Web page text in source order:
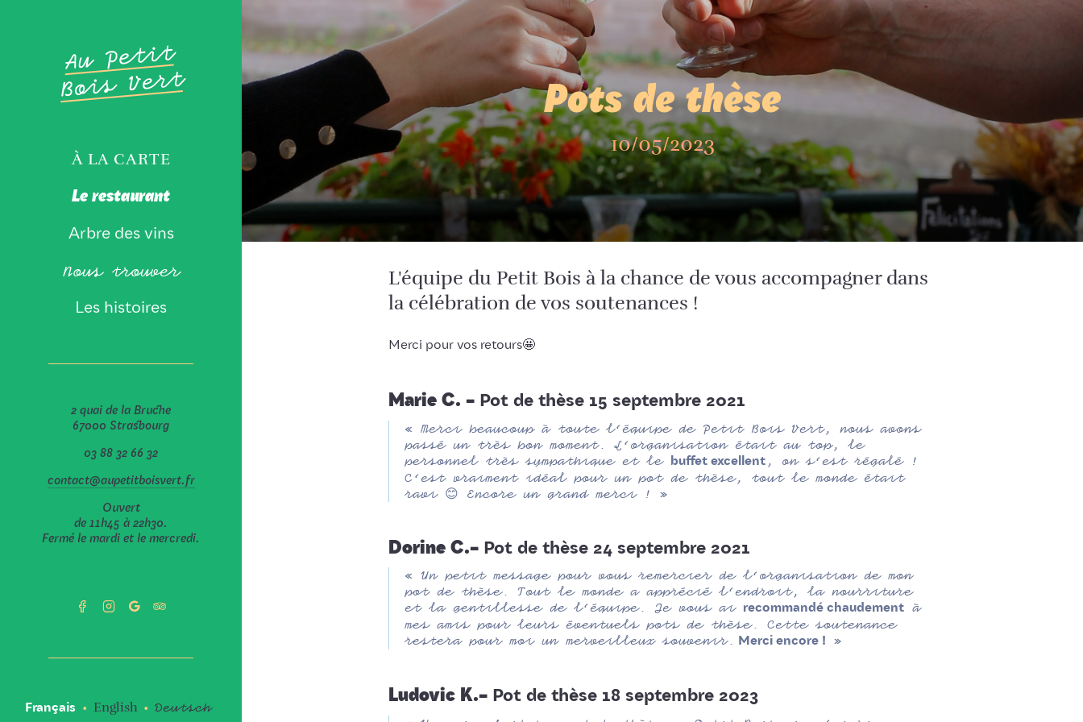
À LA CARTE
Le restaurant
Arbre des vins
Nous trouver
Les histoires
2 quai de la Bruche
67000 Strasbourg
03 88 32 66 32
contact@aupetitboisvert.fr
Ouvert
de 11h45 à 22h30.
Fermé le mardi et le mercredi.
Français English Deutsch
Pots de thèse
10/05/2023
L'équipe du Petit Bois à la chance de vous accompagner dans
la célébration de vos soutenances !
Merci pour vos retours🤩
Marie C. – Pot de thèse 15 septembre 2021
« Merci beaucoup à toute l’équipe de Petit Bois Vert, nous avons
passé un très bon moment. L’organisation était au top, le
personnel très sympathique et le
buffet excellent , on s’est régalé !
C’est vraiment idéal pour un pot de thèse, tout le monde était
ravi 😊 Encore un grand merci ! »
Dorine C.– Pot de thèse 24 septembre 2021
« Un petit message pour vous remercier de l’organisation de mon
pot de thèse. Tout le monde a apprécié l’endroit, la nourriture
et la gentillesse de l’équipe. Je vous ai recommandé chaudement à
mes amis pour leurs éventuels pots de thèse. Cette soutenance
restera pour moi un merveilleux souvenir. Merci encore ! »
Ludovic K.– Pot de thèse 18 septembre 2023